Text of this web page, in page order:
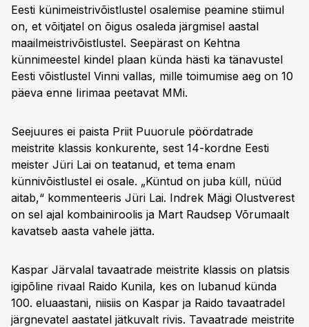
Eesti künimeistrivõistlustel osalemise peamine stiimul
on, et võitjatel on õigus osaleda järgmisel aastal
maailmeistrivõistlustel. Seepärast on Kehtna
künnimeestel kindel plaan künda hästi ka tänavustel
Eesti võistlustel Vinni vallas, mille toimumise aeg on 10
päeva enne Iirimaa peetavat MMi.
Seejuures ei paista Priit Puuorule pöördatrade
meistrite klassis konkurente, sest 14-kordne Eesti
meister Jüri Lai on teatanud, et tema enam
künnivõistlustel ei osale. „Küntud on juba küll, nüüd
aitab,“ kommenteeris Jüri Lai. Indrek Mägi Olustverest
on sel ajal kombainiroolis ja Mart Raudsep Võrumaalt
kavatseb aasta vahele jätta.
Kaspar Järvalal tavaatrade meistrite klassis on platsis
igipõline rivaal Raido Kunila, kes on lubanud künda
100. eluaastani, niisiis on Kaspar ja Raido tavaatradel
järgnevatel aastatel jätkuvalt rivis. Tavaatrade meistrite